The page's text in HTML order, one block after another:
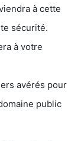
à cette
sécurité.
à votre
avérés pour
public